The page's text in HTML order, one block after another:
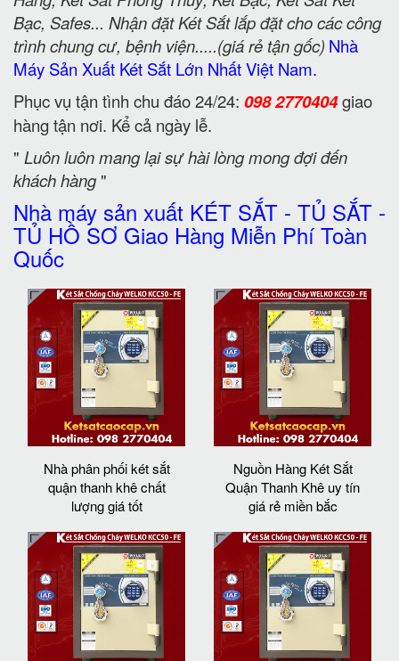
Bạc, Safes... Nhận đặt Két Sắt lắp đặt cho các công
trình chung cư, bệnh viện.....(giá rẻ tận gốc) Nhà
Máy Sản Xuất Két Sắt Lớn Nhất Việt Nam.
Phục vụ tận tình chu đáo 24/24: 098 2770404giao
hàng tận nơi. Kể cả ngày lễ.
" Luôn luôn mang lại sự hài lòng mong đợi đến
khách hàng"
Nhà máy sản xuất KÉT SẮT - TỦ SẮT -
TỦ HỒ SƠ Giao Hàng Miễn Phí Toàn
Quốc
Nhà phân phối két sắt
quận thanh khê chất
lượng giá tốt
Nguồn Hàng Két Sắt
Quận Thanh Khê uy tín
giá rẻ miền bắc